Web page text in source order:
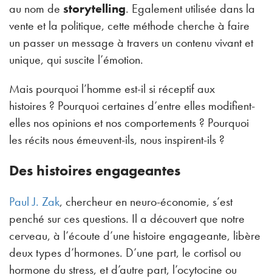
au nom de storytelling. Egalement utilisée dans la
vente et la politique, cette méthode cherche à faire
un passer un message à travers un contenu vivant et
unique, qui suscite l’émotion.
Mais pourquoi l’homme est-il si réceptif aux
histoires ? Pourquoi certaines d’entre elles modifient-
elles nos opinions et nos comportements ? Pourquoi
les récits nous émeuvent-ils, nous inspirent-ils ?
Des histoires engageantes
Paul J. Zak, chercheur en neuro-économie, s’est
penché sur ces questions. Il a découvert que notre
cerveau, à l’écoute d’une histoire engageante, libère
deux types d’hormones. D’une part, le cortisol ou
hormone du stress, et d’autre part, l’ocytocine ou